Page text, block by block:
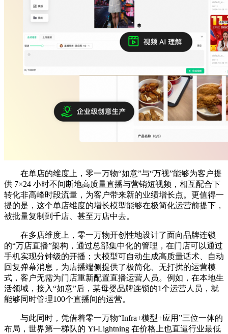
在单店的维度上，零一万物“如意”与“万视”能够为客户提
供 7×24 小时不间断地高质量直播与营销短视频，相互配合下
转化非高峰时段流量，为客户带来新的业绩增长点。更值得一
提的是，这个单店维度的增长模型能够在极简化运营前提下，
被批量复制到千店、甚至万店中去。
在多店维度上，零一万物开创性地设计了面向品牌连锁
的“万店直播”架构，通过总部集中化的管理，在门店可以通过
手机实现分钟级的开播；大模型可自动生成高质量话术、自动
回复弹幕消息，为店播端侧提供了极简化、无打扰的运营模
式，客户无需为门店重新配置直播运营人员。例如，在本地生
活领域，接入“如意”后，某母婴品牌连锁的1个运营人员，就
能够同时管理100个直播间的运营。
与此同时，凭借着零一万物“Infra+模型+应用”三位一体的
布局，世界第一梯队的 Yi-Lightning 在价格上也直逼行业最低